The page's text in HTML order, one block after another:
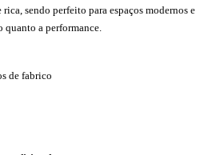
sendo perfeito para espaços modernos e
quanto a performance.
de fabrico